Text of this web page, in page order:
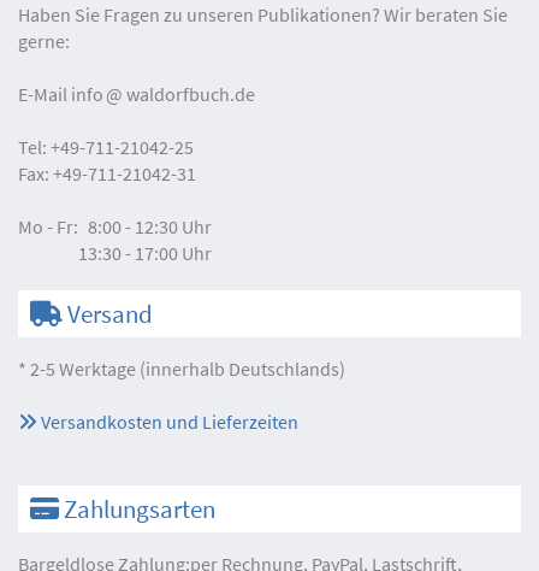
Haben Sie Fragen zu unseren Publikationen? Wir beraten Sie
gerne:
E-Mail info waldorfbuch.de
Tel: +49-711-21042-25
Fax: +49-711-21042-31
Mo - Fr: 8:00 - 12:30 Uhr
13:30 - 17:00 Uhr
Versand
* 2-5 Werktage (innerhalb Deutschlands)
Versandkosten und Lieferzeiten
Zahlungsarten
Bargeldlose Zahlung:per Rechnung, PayPal, Lastschrift,